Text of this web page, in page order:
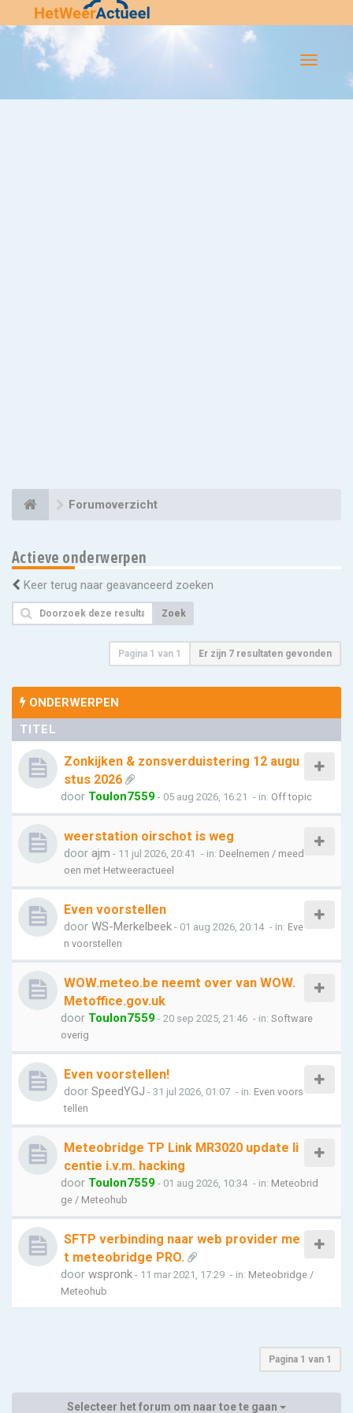
Flip-
Forumoverzicht
Actieve onderwerpen
Keer terug naar geavanceerd zoeken
Zoek
Pagina 1 van 1 Er zijn 7 resultaten gevonden
ONDERWERPEN
TITEL
Zonkijken & zonsverduistering 12 augu
stus 2026
door Toulon7559 - 05 aug 2026, 16:21 - in: Off topic
weerstation oirschot is weg
door ajm - 11 jul 2026, 20:41 - in: Deelnemen / meed
oen met Hetweeractueel
Even voorstellen
door WS-Merkelbeek - 01 aug 2026, 20:14 - in: Eve
n voorstellen
WOW.meteo.be neemt over van WOW.
Metoffice.gov.uk
door Toulon7559 - 20 sep 2025, 21:46 - in: Software
overig
Even voorstellen!
door SpeedYGJ - 31 jul 2026, 01:07 - in: Even voors
tellen
Meteobridge TP Link MR3020 update li
centie i.v.m. hacking
door Toulon7559 - 01 aug 2026, 10:34 - in: Meteobrid
ge / Meteohub
SFTP verbinding naar web provider me
t meteobridge PRO.
door wspronk - 11 mar 2021, 17:29 - in: Meteobridge /
Meteohub
Pagina 1 van 1
Selecteer het forum om naar toe te gaan